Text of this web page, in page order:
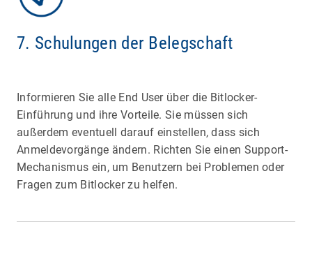
7. Schulungen der Belegschaft
Informieren Sie alle End User über die Bitlocker-
Einführung und ihre Vorteile. Sie müssen sich
außerdem eventuell darauf einstellen, dass sich
Anmeldevorgänge ändern. Richten Sie einen Support-
Mechanismus ein, um Benutzern bei Problemen oder
Fragen zum Bitlocker zu helfen.